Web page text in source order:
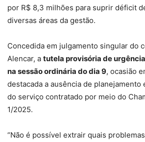
por R$ 8,3 milhões para suprir déficit
diversas áreas da gestão.
Concedida em julgamento singular do
Alencar, a tutela provisória de
na sessão ordinária do dia 9, ocasião
destacada a ausência de planejamento
do serviço contratado por meio do
1/2025.
“Não é possível extrair quais